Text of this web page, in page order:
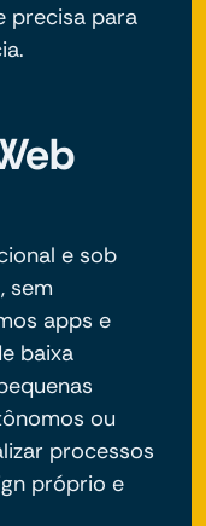
precisa para
e sob
sem
apps e
baixa
ou
processos
próprio e